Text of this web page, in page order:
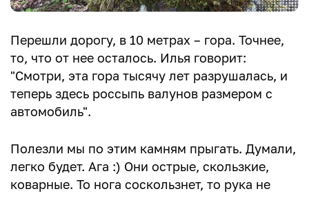
Перешли дорогу, в 10 метрах – гора. Точнее,
то, что от нее осталось. Илья говорит:
"Смотри, эта гора тысячу лет разрушалась, и
теперь здесь россыпь валунов размером с
автомобиль".
Полезли мы по этим камням прыгать. Думали,
легко будет. Ага :) Они острые, скользкие,
коварные. То нога соскользнет, то рука не